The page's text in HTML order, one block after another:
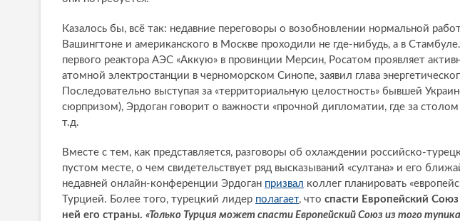
Казалось бы, всё так: недавние переговоры о возобновлении нормальной
Вашингтоне и американского в Москве проходили не где-нибудь, а в
первого реактора АЭС «Аккую» в провинции Мерсин, Росатом проявляет
атомной электростанции в черноморском Синопе, заявил глава
Последовательно выступая за «территориальную целостность» бывшей
сюрпризом), Эрдоган говорит о важности «прочной дипломатии, где за
т.д.
Вместе с тем, как представляется, разговоры об охлаждении российско-
пустом месте, о чем свидетельствует ряд высказываний «султана» и его
недавней онлайн-конференции Эрдоган призвал коллег планировать
Турцией. Более того, турецкий лидер полагает, что спасти Европейский
ней его страны. «Только Турция может спасти Европейский Союз из того